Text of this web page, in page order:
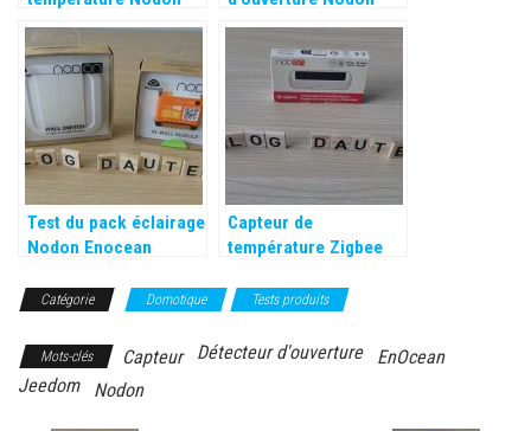
Enocean
Enocean
Test du pack éclairage
Nodon Enocean
Capteur de
température Zigbee
Une révolution
domotique
Catégorie Domotique Tests produits
Mots-clés Capteur Détecteur d'ouverture
EnOcean
Jeedom
Nodon